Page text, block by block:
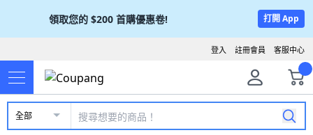
領取您的 $200 首購優惠卷! 打開 App
客服中心
註冊會員
登入
全部